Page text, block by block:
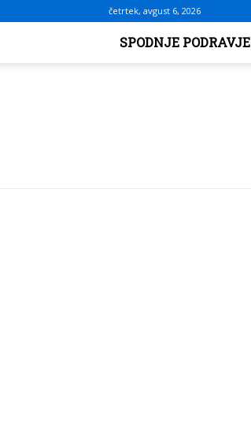
četrtek, avgust 6, 2026
SPODNJE PODRAVJE